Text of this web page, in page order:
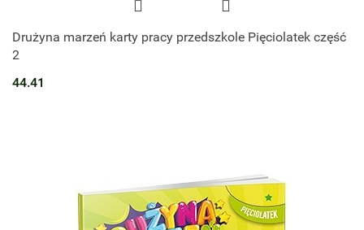
Drużyna marzeń karty pracy przedszkole Pięciolatek część
2
44.41